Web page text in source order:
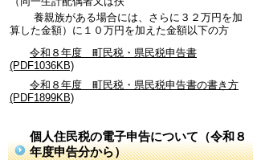
養親族がある場合には、さらに３２万円を加
算した金額）に１０万円を加えた金額以下の方
令和８年度 町民税・県民税申告書
(PDF1036KB)
令和８年度 町民税・県民税申告書の書き方
(PDF1899KB)
個人住民税の電子申告について（令和８
年度申告分から）